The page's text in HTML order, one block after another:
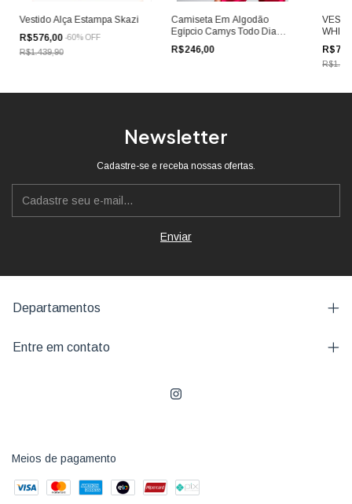
Vestido Alça Estampa Skazi
R$576,00 -60%OFF
R$1.439,90
Camiseta Em Algodão
Egípcio Camys Todo Dia
Gola U Branca
R$246,00
Newsletter
Cadastre-se e receba nossas ofertas.
Departamentos
Entre em contato
Meios de pagamento